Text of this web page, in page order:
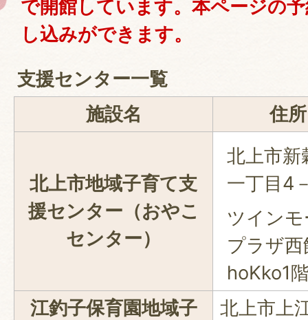
で開館しています。本ページの
し込みができます。
支援センター一覧
施設名
住所
北上市地域子育て支
援センター（おやこ
センター）
北上市新
一丁目4
ツイン
プラザ
hoKko1
江釣子保育園地域子
北上市上